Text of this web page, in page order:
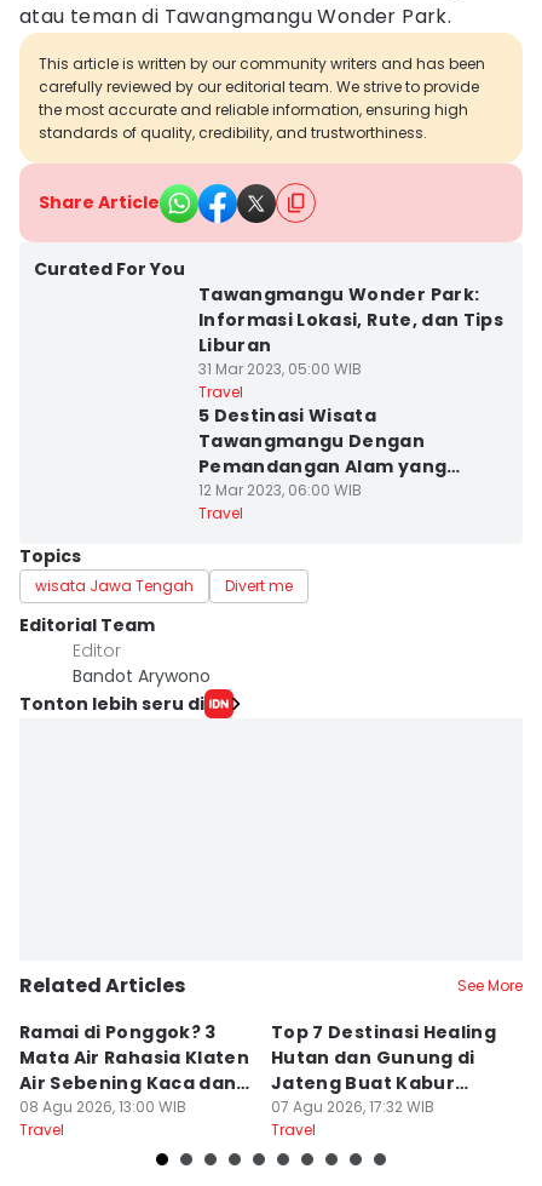
atau teman di Tawangmangu Wonder Park.
This article is written by our community writers and has been
carefully reviewed by our editorial team. We strive to provide
the most accurate and reliable information, ensuring high
standards of quality, credibility, and trustworthiness.
Share Article
Curated For You
Tawangmangu Wonder Park:
Informasi Lokasi, Rute, dan Tips
Liburan
31 Mar 2023, 05:00 WIB
Travel
5 Destinasi Wisata
Tawangmangu Dengan
Pemandangan Alam yang
Memukau
12 Mar 2023, 06:00 WIB
Travel
Topics
wisata Jawa Tengah Divert me
Editorial Team
Editor
Bandot Arywono
Tonton lebih seru di
Related Articles See More
Ramai di Ponggok? 3
Mata Air Rahasia Klaten
Air Sebening Kaca dan
Masih Sepi
08 Agu 2026, 13:00 WIB
Travel
Top 7 Destinasi Healing
Hutan dan Gunung di
Jateng Buat Kabur
Sejenak, Under Rp200
Ribu
07 Agu 2026, 17:32 WIB
Travel